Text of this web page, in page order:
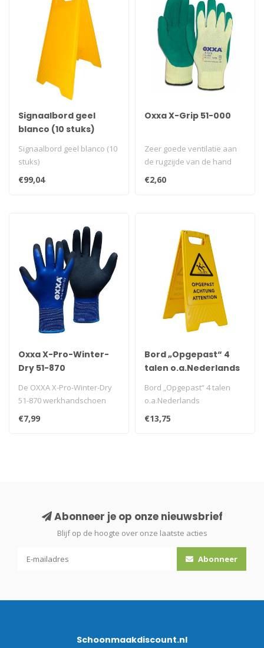
Signaalbord geel
blanco (10 stuks)
Signaalbord geel blanco (10
stuks)
€99,04
Oxxa X-Grip 51-000
Zeer goede ventilatie aan
de rugzijde van de hand
wat zorgt voor absorbatie
van ..
€2,60
Oxxa X-Pro-Winter-
Dry 51-870
De OXXA X-Pro-Winter-Dry
51-870 werkhandschoen
laat je comfortabel, warm
€7,99
Bord „Opgepast“ 4
talen o.a.Nederlands
Bord „Opgepast“ 4 talen
o.a.Nederlands
€13,75
Abonneer je op onze nieuwsbrief
Blijf op de hoogte over onze laatste acties
Abonneer
Schoonmaakdiscount.nl